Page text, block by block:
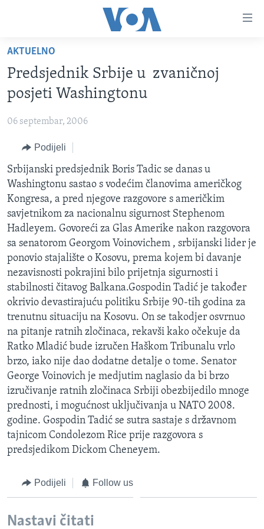
glavni
sadržaj
na
glavnu
navigaciju
pretragu
TV PROGRAM
FOTOGRAFIJE DANA
VIJESTI
SJEDINJENE AMERIČKE DRŽAVE
BOSNA I HERCEGOVINA
SVIJET
NAUKA I TEHNOLOGIJA
SPECIJALNI PROJEKTI
KORUPCIJA
SLOBODA MEDIJA
ŽENSKA STRANA
IZBJEGLIČKA STRANA
MAGAZIN
O GLASU AMERIKE
Learning English
PRATITE NAS
Jezici
AKTUELNO
Predsjednik Srbije u zvaničnoj
posjeti Washingtonu
06 septembar, 2006
Podijeli
Srbijanski predsjednik Boris Tadic se danas u
Washingtonu sastao s vodećim članovima američkog
Kongresa, a pred njegove razgovore s američkim
savjetnikom za nacionalnu sigurnost Stephenom
Hadleyem. Govoreći za Glas Amerike nakon razgovora
sa senatorom Georgom Voinovichem , srbijanski lider je
ponovio stajalište o Kosovu, prema kojem bi davanje
nezavisnosti pokrajini bilo prijetnja sigurnosti i
stabilnosti čitavog Balkana.Gospodin Tadić je također
okrivio devastirajuću politiku Srbije 90-tih godina za
trenutnu situaciju na Kosovu. On se takodjer osvrnuo
na pitanje ratnih zločinaca, rekavši kako očekuje da
Ratko Mladić bude izručen Haškom Tribunalu vrlo
brzo, iako nije dao dodatne detalje o tome. Senator
George Voinovich je medjutim naglasio da bi brzo
izručivanje ratnih zločinaca Srbiji obezbijedilo mnoge
prednosti, i mogućnost uključivanja u NATO 2008.
godine. Gospodin Tadić se sutra sastaje s državnom
tajnicom Condolezom Rice prije razgovora s
predsjedikom Dickom Cheneyem.
Podijeli Follow us
Nastavi čitati